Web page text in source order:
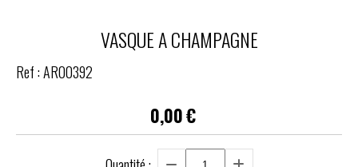
VASQUE A CHAMPAGNE
Ref :AR00392
0,00€